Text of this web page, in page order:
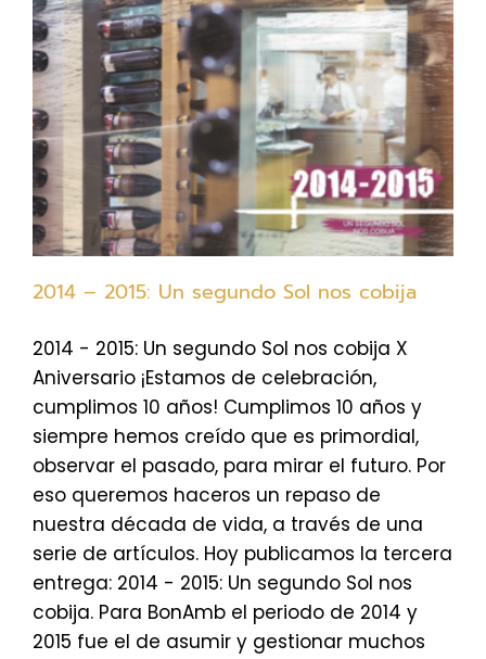
2014 – 2015: Un segundo Sol nos cobija
2014 - 2015: Un segundo Sol nos cobija X
Aniversario ¡Estamos de celebración,
cumplimos 10 años! Cumplimos 10 años y
siempre hemos creído que es primordial,
observar el pasado, para mirar el futuro. Por
eso queremos haceros un repaso de
nuestra década de vida, a través de una
serie de artículos. Hoy publicamos la tercera
entrega: 2014 - 2015: Un segundo Sol nos
cobija. Para BonAmb el periodo de 2014 y
2015 fue el de asumir y gestionar muchos